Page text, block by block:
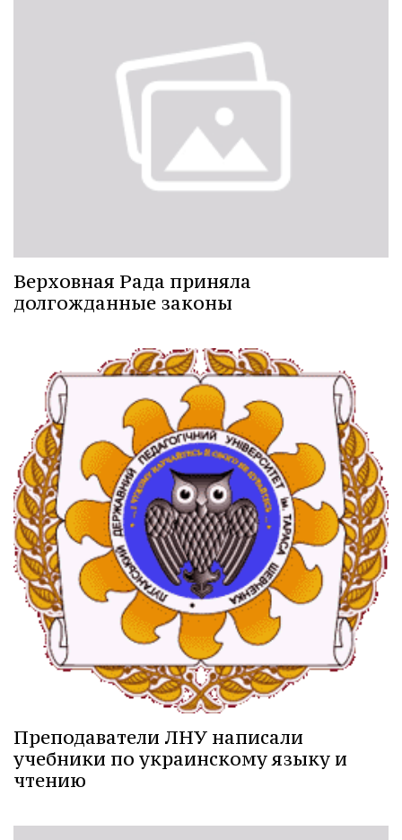
Верховная Рада приняла
долгожданные законы
Преподаватели ЛНУ написали
учебники по украинскому языку и
чтению